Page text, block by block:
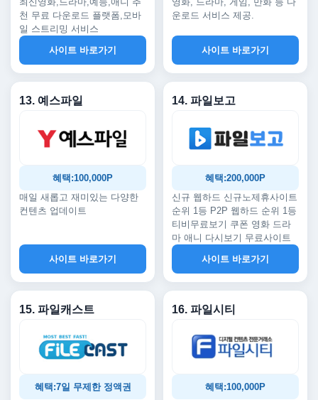
천 무료 다운로드 플랫폼,모바
일 스트리밍 서비스
사이트 바로가기
운로드 서비스 제공.
사이트 바로가기
13. 예스파일
혜택:100,000P
매일 새롭고 재미있는 다양한
컨텐츠 업데이트
사이트 바로가기
14. 파일보고
혜택:200,000P
신규 웹하드 신규노제휴사이트
순위 1등 P2P 웹하드 순위 1등
티비무료보기 쿠폰 영화 드라
마 애니 다시보기 무료사이트
사이트 바로가기
15. 파일캐스트
혜택:7일 무제한 정액권
16. 파일시티
혜택:100,000P